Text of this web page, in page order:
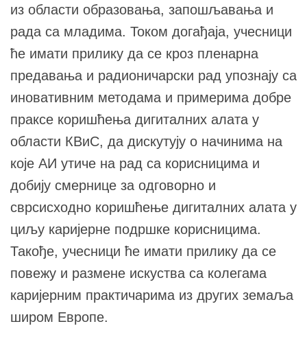
из области образовања, запошљавања и
рада са младима. Током догађаја, учесници
ће имати прилику да се кроз пленарна
предавања и радионичарски рад упознају са
иновативним методама и примерима добре
праксе коришћења дигиталних алата у
области КВиС, да дискутују о начинима на
које АИ утиче на рад са корисницима и
добију смернице за одговорно и
сврсисходно коришћење дигиталних алата у
циљу каријерне подршке корисницима.
Такође, учесници ће имати прилику да се
повежу и размене искуства са колегама
каријерним практичарима из других земаља
широм Европе.